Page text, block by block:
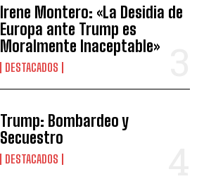
Irene Montero: «La Desidia de
Europa ante Trump es
Moralmente Inaceptable»
DESTACADOS
Trump: Bombardeo y
Secuestro
DESTACADOS